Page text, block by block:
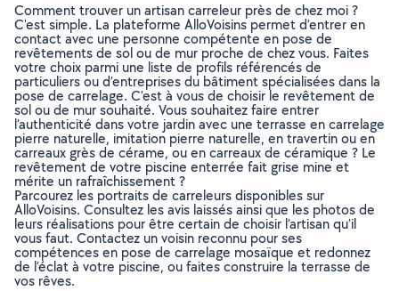
Comment trouver un artisan carreleur près de chez moi ?
C'est simple. La plateforme AlloVoisins permet d’entrer en
contact avec une personne compétente en pose de
revêtements de sol ou de mur proche de chez vous. Faites
votre choix parmi une liste de profils référencés de
particuliers ou d’entreprises du bâtiment spécialisées dans la
pose de carrelage. C’est à vous de choisir le revêtement de
sol ou de mur souhaité. Vous souhaitez faire entrer
l’authenticité dans votre jardin avec une terrasse en carrelage
pierre naturelle, imitation pierre naturelle, en travertin ou en
carreaux grès de cérame, ou en carreaux de céramique ? Le
revêtement de votre piscine enterrée fait grise mine et
mérite un rafraîchissement ?
Parcourez les portraits de carreleurs disponibles sur
AlloVoisins. Consultez les avis laissés ainsi que les photos de
leurs réalisations pour être certain de choisir l’artisan qu’il
vous faut. Contactez un voisin reconnu pour ses
compétences en pose de carrelage mosaïque et redonnez
de l’éclat à votre piscine, ou faites construire la terrasse de
vos rêves.